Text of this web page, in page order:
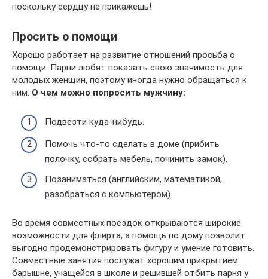
поскольку сердцу не прикажешь!
Просить о помощи
Хорошо работает на развитие отношений просьба о
помощи. Парни любят показать свою значимость для
молодых женщин, поэтому иногда нужно обращаться к
ним. О чем можно попросить мужчину:
Подвезти куда-нибудь.
Помочь что-то сделать в доме (прибить
полочку, собрать мебель, починить замок).
Позаниматься (английским, математикой,
разобраться с компьютером).
Во время совместных поездок открываются широкие
возможности для флирта, а помощь по дому позволит
выгодно продемонстрировать фигуру и умение готовить.
Совместные занятия послужат хорошим прикрытием
барышне, учащейся в школе и решившей отбить парня у